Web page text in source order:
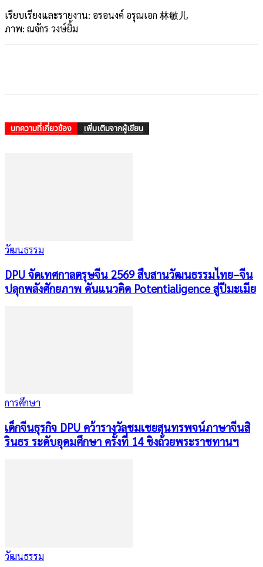
เรียบเรียงและรายงาน: อรอนงค์ อรุณเอก 林敏儿
ภาพ: ณจักร วงษ์ยิ้ม
บทความที่เกี่ยวข้อง เพิ่มเติมจากผู้เขียน
วัฒนธรรม
DPU จัดเทศกาลตรุษจีน 2569 สืบสานวัฒนธรรมไทย–จีน
ปลุกพลังศักยภาพ ดันแนวคิด Potentialigence สู่ปีมะเมีย
การศึกษา
เด็กจีนธุรกิจ DPU คว้ารางวัลชมเชยสุนทรพจน์ภาษาจีนสิ
รินธร ระดับอุดมศึกษา ครั้งที่ 14 ชิงถ้วยพระราชทานฯ
วัฒนธรรม